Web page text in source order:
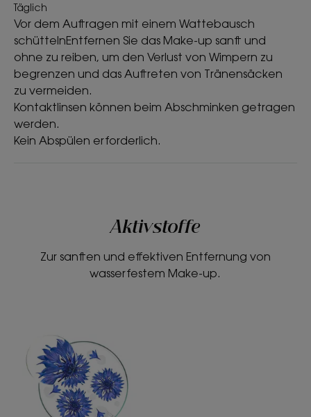
• Entfernt Make-up: entfernt sofort und sanft
langanhaltendes und wasserfestes Make-up*.
• Stärkt: stärkt die Wimpern, ohne einen fettigen
Film zu hinterlassen.
• Verträglichkeit getestet: dermatologisch und
ophthalmologisch getestet. Entwickelt, um das
Risiko von allergischen Reaktionen und Reizungen
zu minimieren.
und sanfte Make-up-Entfernung.
Geruch des Inhalts
Kornblumenduft
Täglich
Vor dem Auftragen mit einem Wattebausch
schüttelnEntfernen Sie das Make-up sanft und
ohne zu reiben, um den Verlust von Wimpern zu
begrenzen und das Auftreten von Tränensäcken
zu vermeiden.
Kontaktlinsen können beim Abschminken getragen
werden.
Kein Abspülen erforderlich.
Aktivstoffe
Zur sanften und effektiven Entfernung von
wasserfestem Make-up.